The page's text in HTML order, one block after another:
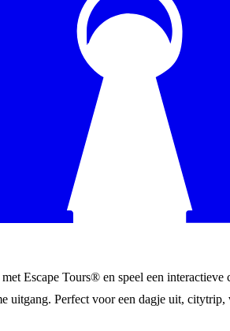
met Escape Tours® en speel een
uitgang. Perfect voor een dagje uit,